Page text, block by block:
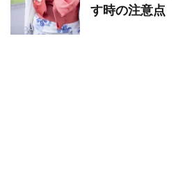
す時の注意点